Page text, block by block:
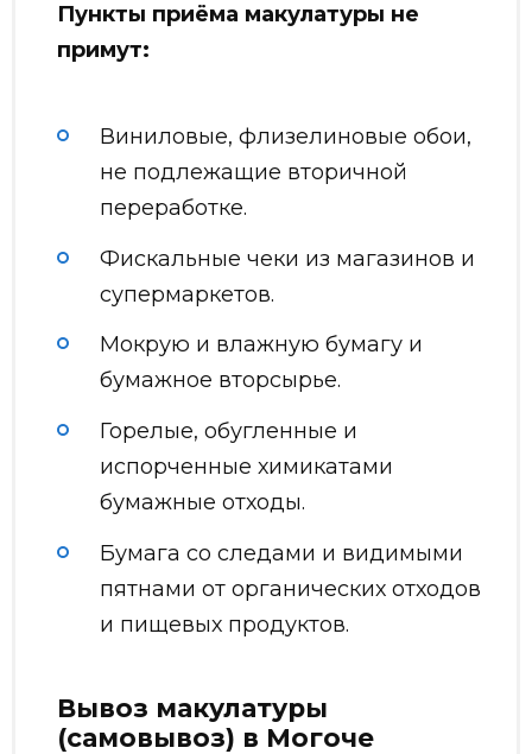
Пункты приёма макулатуры не
примут:
Виниловые, флизелиновые обои,
не подлежащие вторичной
переработке.
Фискальные чеки из магазинов и
супермаркетов.
Мокрую и влажную бумагу и
бумажное вторсырье.
Горелые, обугленные и
испорченные химикатами
бумажные отходы.
Бумага со следами и видимыми
пятнами от органических отходов
и пищевых продуктов.
Вывоз макулатуры
(самовывоз) в Могоче